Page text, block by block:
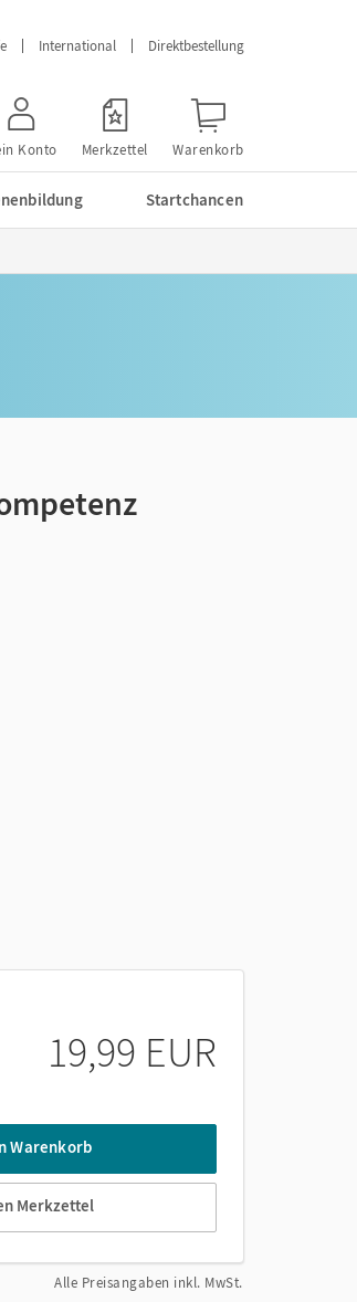
International Direktbestellung
Konto Merkzettel Warenkorb
Startchancen
19,99 EUR
Warenkorb
Merkzettel
Alle Preisangaben inkl. MwSt.